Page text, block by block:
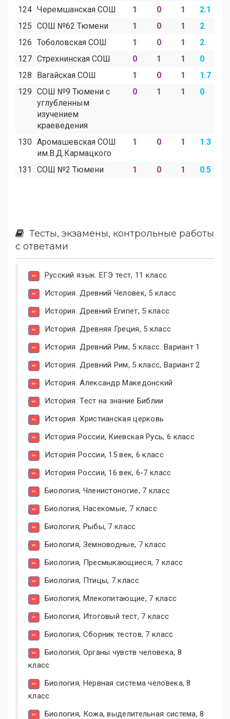
124 Черемшанская СОШ 1 0 1 2.1
125 СОШ №62 Тюмени 1 0 1 2
126 Тоболовская СОШ 1 0 1 2
127 Стрехнинская СОШ 0 1 1 0
128
Вагайская СОШ 1 0 1 1.7
129 СОШ №9 Тюмени с
углубленным
изучением
краеведения
0 1 1 0
130 Аромашевская СОШ
им.В.Д.Кармацкого
1 0 1 1.3
131 СОШ №2 Тюмени 1 0 1 0.5
Тесты, экзамены, контрольные работы
с ответами
Русский язык. ЕГЭ тест, 11 класс
История. Древний Человек, 5 класс
История. Древний Египет, 5 класс
История. Древняя Греция, 5 класс
История. Древний Рим, 5 класс. Вариант 1
История. Древний Рим, 5 класс, Вариант 2
История. Александр Македонский
История. Тест на знание Библии
История. Христианская церковь
История России, Киевская Русь, 6 класс
История России, 15 век, 6 класс
История России, 16 век, 6-7 класс
Биология, Членистоногие, 7 класс
Биология, Насекомые, 7 класс
Биология, Рыбы, 7 класс
Биология, Земноводные, 7 класс
Биология, Пресмыкающиеся, 7 класс
Биология, Птицы, 7 класс
Биология, Млекопитающие, 7 класс
Биология, Итоговый тест, 7 класс
Биология, Сборник тестов, 7 класс
Биология, Органы чувств человека, 8
класс
Биология, Нервная система человека, 8
класс
Биология, Кожа, выделительная система, 8